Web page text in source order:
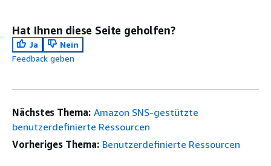
Hat Ihnen diese Seite geholfen?
Ja
Nein
Feedback geben
Nächstes Thema: Amazon SNS-gestützte
benutzerdefinierte Ressourcen
Vorheriges Thema: Benutzerdefinierte Ressourcen